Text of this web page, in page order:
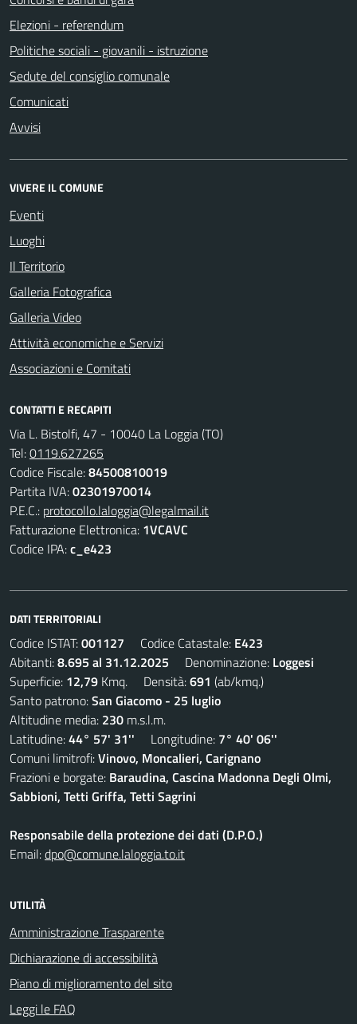
Elezioni - referendum
Politiche sociali - giovanili - istruzione
Sedute del consiglio comunale
Comunicati
Avvisi
VIVERE IL COMUNE
Eventi
Luoghi
Il Territorio
Galleria Fotografica
Galleria Video
Attività economiche e Servizi
Associazioni e Comitati
CONTATTI E RECAPITI
Via L. Bistolfi, 47 - 10040 La Loggia (TO)
Tel:0119.627265
Codice Fiscale:84500810019
Partita IVA:02301970014
P.E.C.: protocollo.laloggia@legalmail.it
Fatturazione Elettronica: 1VCAVC
Codice IPA:c_e423
DATI TERRITORIALI
Codice ISTAT:001127 Codice Catastale: E423
Abitanti:8.695 al 31.12.2025 Denominazione: Loggesi
Superficie: 12,79 Kmq. Densità:691 (ab/kmq.)
Santo patrono:San Giacomo - 25 luglio
Altitudine media: 230 m.s.l.m.
Latitudine:44° 57' 31'' Longitudine: 7° 40' 06''
Comuni limitrofi:Vinovo, Moncalieri, Carignano
Frazioni e borgate: Baraudina, Cascina Madonna Degli Olmi,
Sabbioni, Tetti Griffa, Tetti Sagrini
Responsabile della protezione dei dati (D.P.O.)
Email:dpo@comune.laloggia.to.it
UTILITÀ
Amministrazione Trasparente
Dichiarazione di accessibilità
Piano di miglioramento del sito
Leggi le FAQ